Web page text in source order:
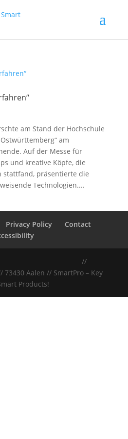
am Stand der Hochschule
am
Auf der Messe für
und kreative Köpfe, die
stattfand, präsentierte die
Technologien....
Privacy Policy
Contact
//
73430 Aalen // SmartPro – Key
Products!